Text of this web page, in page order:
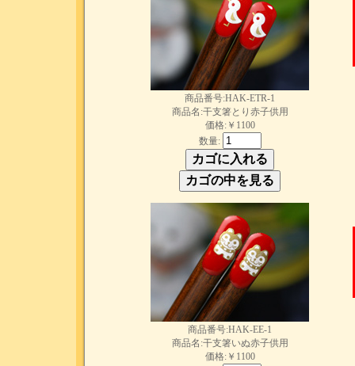
商品番号:HAK-ETR-1
商品名:干支箸とり赤子供用
価格:￥1100
数量:
商品番号:HAK-EE-1
商品名:干支箸いぬ赤子供用
価格:￥1100